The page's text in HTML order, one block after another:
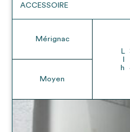
ACCESSOIRE
Mérignac
Moyen
L
h